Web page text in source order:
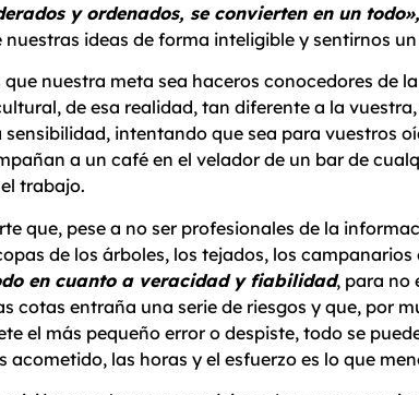
y ordenados, se convierten en un todo»,
ideas de forma inteligible y sentirnos
que nuestra meta sea haceros conocedores de
de esa realidad, tan diferente a la
intentando que sea para vuestros
a un café en el velador de un bar de
trabajo.
que, pese a no ser profesionales de la
de los árboles, los tejados, los
en cuanto a veracidad y fiabilidad, para no
cotas entraña una serie de riesgos y que, por
el más pequeño error o despiste, todo se
las horas y el esfuerzo es lo que